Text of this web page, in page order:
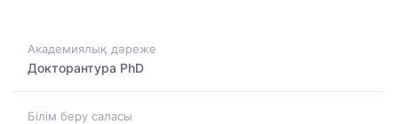
Академиялық дәреже
Докторантура PhD
Білім беру саласы